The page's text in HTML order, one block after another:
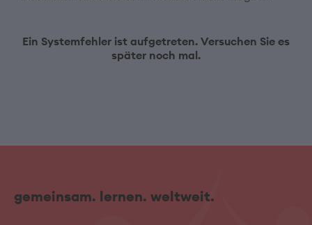
Ein Systemfehler ist aufgetreten. Versuchen Sie es
später noch mal.
gemeinsam. lernen. weltweit.